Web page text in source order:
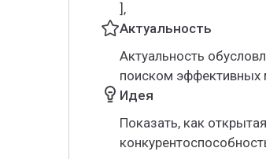
],
Актуальность
Актуальность
поиском эффективных
Идея
Показать, как